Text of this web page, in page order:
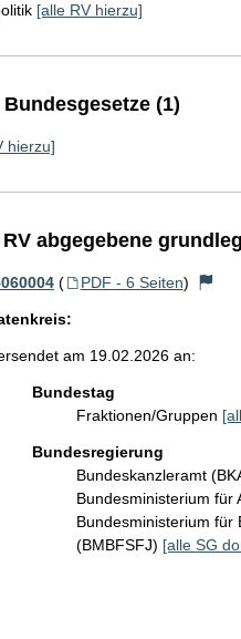
[alle RV hierzu]
(1)
hierzu]
abgegebene
( PDF - 6 Seiten)
am 19.02.2026 an:
Bundestag
Fraktionen/Gruppen
Bundesregierung
Bundeskanzleramt
Bundesministerium für
Bundesministerium für
(BMBFSFJ) [alle SG